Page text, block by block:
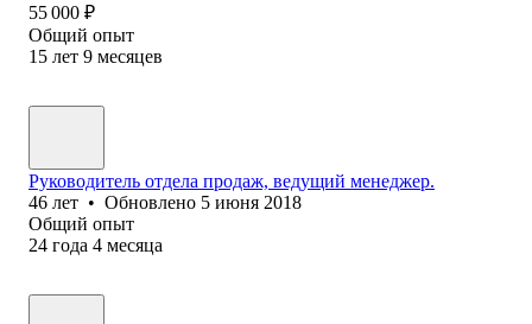
55 000 ₽
Общий опыт
15 лет 9 месяцев
Руководитель отдела продаж, ведущий менеджер.
46 лет • Обновлено 5 июня 2018
Общий опыт
24 года 4 месяца